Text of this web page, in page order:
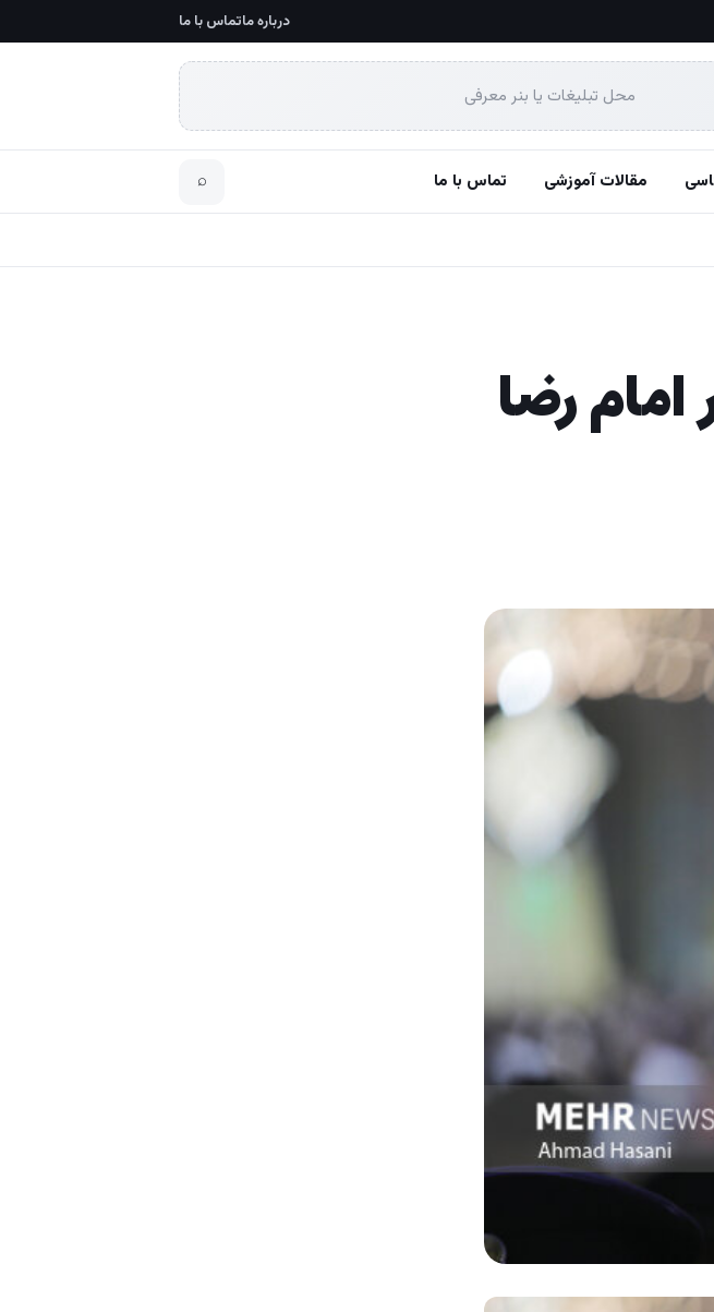
درباره ماتماس با ما
محل تبلیغات یا بنر معرفی
مقالات آموزشی تماس با ما ⌕
رضا